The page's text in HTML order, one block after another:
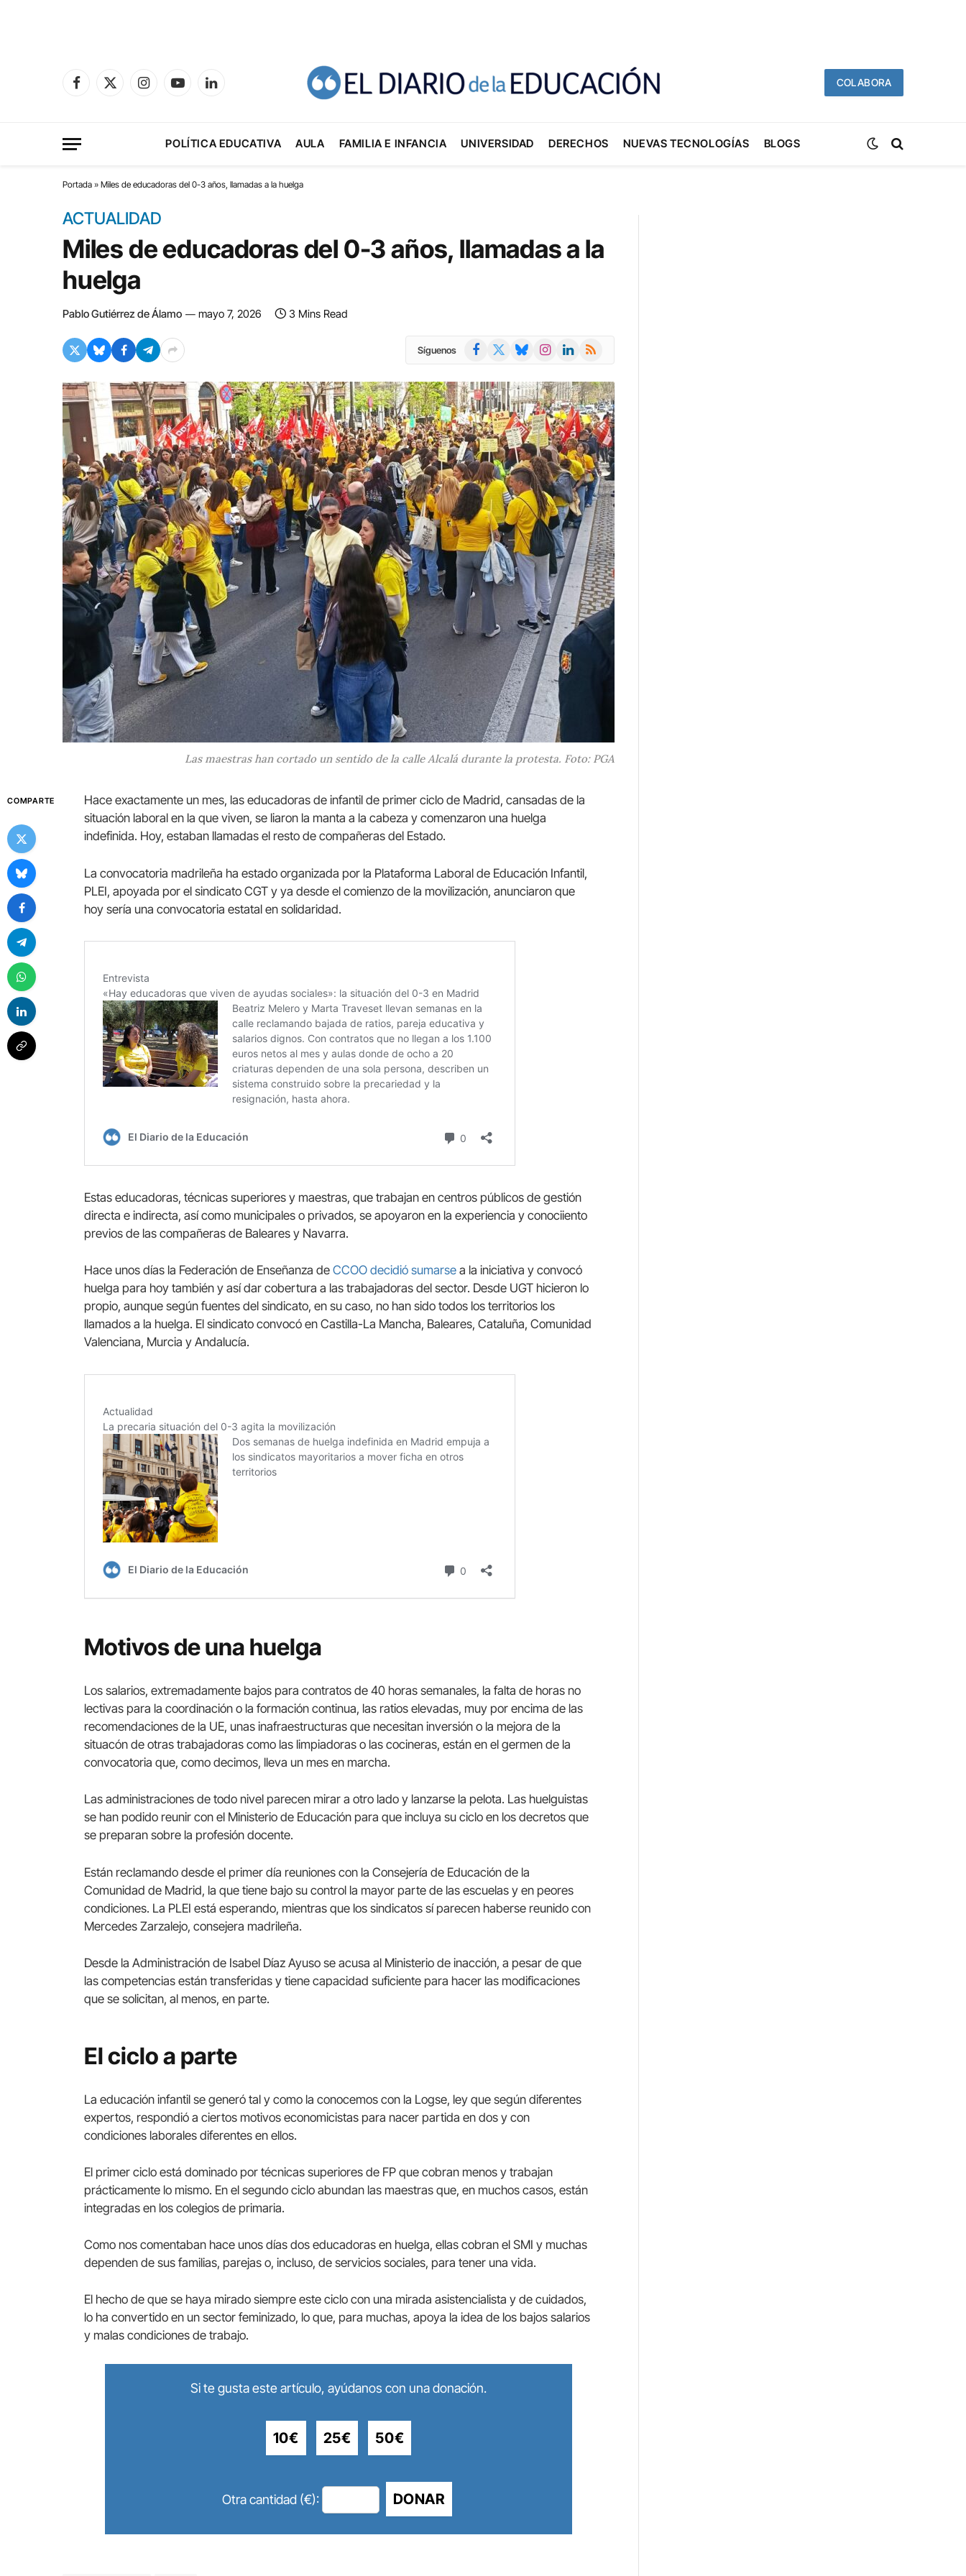
Facebook
X
InstagramYouTubeLinkedIn
COLABORA
POLÍTICA EDUCATIVA AULA FAMILIA E INFANCIA UNIVERSIDAD DERECHOS NUEVAS TECNOLOGÍAS BLOGS
Portada » Miles de educadoras del 0-3 años, llamadas a la huelga
ACTUALIDAD
Miles de educadoras del 0-3 años, llamadas a la
huelga
Pablo Gutiérrez de Álamo mayo 7, 2026 3 Mins Read
Síguenos Facebook BlueskyInstagramLinkedIn
RSS
Las maestras han cortado un sentido de la calle Alcalá durante la protesta. Foto: PGA
COMPARTE
Hace exactamente un mes, las educadoras de infantil de primer ciclo de Madrid, cansadas de la
situación laboral en la que viven, se liaron la manta a la cabeza y comenzaron una huelga
indefinida. Hoy, estaban llamadas el resto de compañeras del Estado.
La convocatoria madrileña ha estado organizada por la Plataforma Laboral de Educación Infantil,
PLEI, apoyada por el sindicato CGT y ya desde el comienzo de la movilización, anunciaron que
hoy sería una convocatoria estatal en solidaridad.
Estas educadoras, técnicas superiores y maestras, que trabajan en centros públicos de gestión
directa e indirecta, así como municipales o privados, se apoyaron en la experiencia y conociiento
previos de las compañeras de Baleares y Navarra.
Hace unos días la Federación de Enseñanza deCCOO decidió sumarse a la iniciativa y convocó
huelga para hoy también y así dar cobertura a las trabajadoras del sector. Desde UGT hicieron lo
propio, aunque según fuentes del sindicato, en su caso, no han sido todos los territorios los
llamados a la huelga. El sindicato convocó en Castilla-La Mancha, Baleares, Cataluña, Comunidad
Valenciana, Murcia y Andalucía.
Motivos de una huelga
Los salarios, extremadamente bajos para contratos de 40 horas semanales, la falta de horas no
lectivas para la coordinación o la formación continua, las ratios elevadas, muy por encima de las
recomendaciones de la UE, unas inafraestructuras que necesitan inversión o la mejora de la
situacón de otras trabajadoras como las limpiadoras o las cocineras, están en el germen de la
convocatoria que, como decimos, lleva un mes en marcha.
Las administraciones de todo nivel parecen mirar a otro lado y lanzarse la pelota. Las huelguistas
se han podido reunir con el Ministerio de Educación para que incluya su ciclo en los decretos que
se preparan sobre la profesión docente.
Están reclamando desde el primer día reuniones con la Consejería de Educación de la
Comunidad de Madrid, la que tiene bajo su control la mayor parte de las escuelas y en peores
condiciones. La PLEI está esperando, mientras que los sindicatos sí parecen haberse reunido con
Mercedes Zarzalejo, consejera madrileña.
Desde la Administración de Isabel Díaz Ayuso se acusa al Ministerio de inacción, a pesar de que
las competencias están transferidas y tiene capacidad suficiente para hacer las modificaciones
que se solicitan, al menos, en parte.
El ciclo a parte
La educación infantil se generó tal y como la conocemos con la Logse, ley que según diferentes
expertos, respondió a ciertos motivos economicistas para nacer partida en dos y con
condiciones laborales diferentes en ellos.
El primer ciclo está dominado por técnicas superiores de FP que cobran menos y trabajan
prácticamente lo mismo. En el segundo ciclo abundan las maestras que, en muchos casos, están
integradas en los colegios de primaria.
Como nos comentaban hace unos días dos educadoras en huelga, ellas cobran el SMI y muchas
dependen de sus familias, parejas o, incluso, de servicios sociales, para tener una vida.
El hecho de que se haya mirado siempre este ciclo con una mirada asistencialista y de cuidados,
lo ha convertido en un sector feminizado, lo que, para muchas, apoya la idea de los bajos salarios
y malas condiciones de trabajo.
Si te gusta este artículo, ayúdanos con una donación.
10€ 25€ 50€
Otra cantidad (€): DONAR